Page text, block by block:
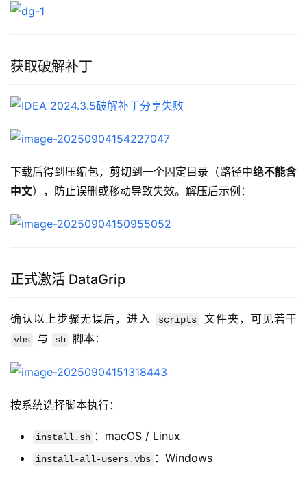
获取破解补丁
下载后得到压缩包， 剪切到一个固定目录（路径中绝不能含
中文），防止误删或移动导致失效。解压后示例：
正式激活 DataGrip
确认以上步骤无误后，进入 scripts
vbs 与 sh 脚本：
按系统选择脚本执行：
install.sh ：macOS / Linux
install-all-users.vbs ：Windows